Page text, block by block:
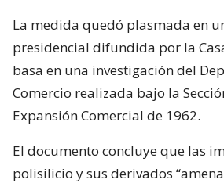
La medida quedó plasmada en
presidencial difundida por la
basa en una investigación del
Comercio realizada bajo la
Expansión Comercial de 1962.
El documento concluye que las
polisilicio y sus derivados